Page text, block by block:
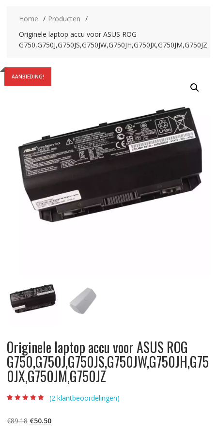
Home
Producten
Originele laptop accu voor ASUS ROG
G750,G750J,G750JS,G750JW,G750JH,G750JX,G750JM,G750JZ
AANBIEDING!
Originele laptop accu voor ASUS ROG
G750,G750J,G750JS,G750JW,G750JH,G75
0JX,G750JM,G750JZ
gebaseerd op
klantbeoordelinge
(2 klantbeoordelingen)
€89.18 Oorspronkelijke
€50.50Huidige